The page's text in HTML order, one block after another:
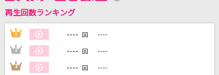
雨とペトラ
バルーン
再生回数ランキング
1 ---- 回 ----
2 ---- 回 ----
3 ---- 回 ----